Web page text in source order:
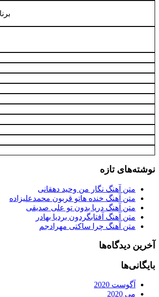
نوشته‌های تازه
متن آهنگ نگار من وحید دهقانی
متن آهنگ خنده هاتو قربون محمدعلیزاده
متن آهنگ دریا بدون تو علی صدیقی
متن آهنگ آفتابگردون بردیا بهادر
متن آهنگ چرا ساکتی مهرادجم
آخرین دیدگاه‌ها
بایگانی‌ها
آگوست 2020
می 2020